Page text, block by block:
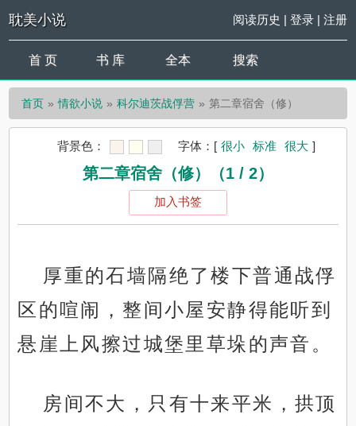
耽美小说 阅读历史 | 登录| 注册
首 页 书 库 全本 搜索
首页 情欲小说 科尔迪茨战俘营 第二章宿舍（修）
背景色： 字体： [ 很小 标准 很大 ]
第二章宿舍（修）（1 / 2）
加入书签
厚重的石墙隔绝了楼下普通战俘
区的喧闹，整间小屋安静得能听到
悬崖上风擦过城堡里草垛的声音。
房间不大，只有十来平米，拱顶